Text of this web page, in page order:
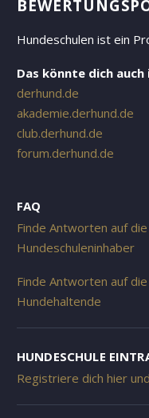
Hundeschulen ist ein
Das könnte dich
derhund.de
akademie.derhund.de
club.derhund.de
forum.derhund.de
FAQ
Finde Antworten auf
Hundeschuleninhaber
Finde Antworten auf
Hundehaltende
HUNDESCHULE
Registriere dich hier